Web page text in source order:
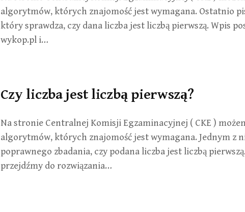
algorytmów, których znajomość jest wymagana. Ostatnio
który sprawdza, czy dana liczba jest liczbą pierwszą. Wpis
wykop.pl i…
Czy liczba jest liczbą pierwszą?
Na stronie Centralnej Komisji Egzaminacyjnej ( CKE )
algorytmów, których znajomość jest wymagana. Jednym z
poprawnego zbadania, czy podana liczba jest liczbą
przejdźmy do rozwiązania…